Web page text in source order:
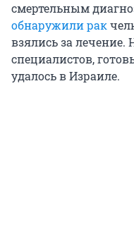
смертельным
обнаружили рак
взялись за
специалистов,
удалось в Израиле.